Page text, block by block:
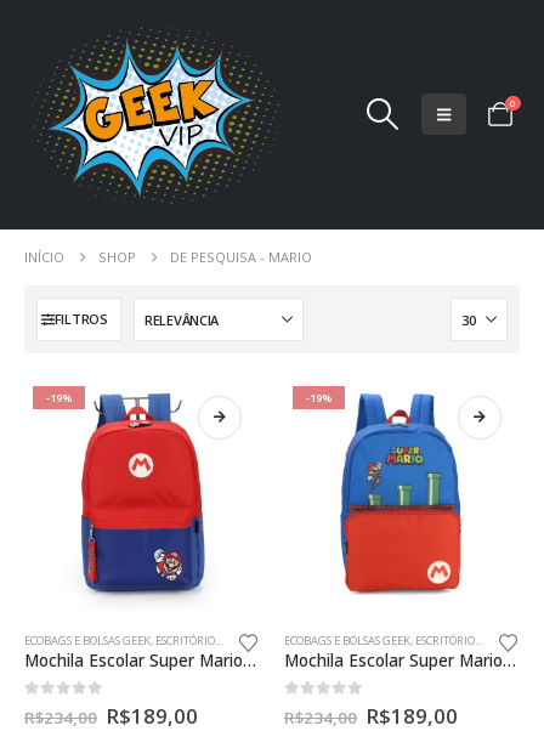
0
INÍCIO SHOP DE PESQUISA - MARIO
FILTROS
-19%
ECOBAGS E BOLSAS GEEK, ESCRITÓRIO,PAPELARIA E INFORMÁTICA
Mochila Escolar Super Mario Logo
R$234,00 R$189,00
-19%
ECOBAGS E BOLSAS GEEK, ESCRITÓRIO,PAPELARIA
Mochila Escolar Super Mario Canos
R$234,00 R$189,00